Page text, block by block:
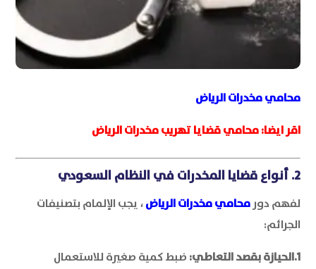
محامي مخدرات الرياض
اقر ايضا:محامي قضايا تهريب مخدرات الرياض
2. أنواع قضايا المخدرات في النظام السعودي
لفهم دورمحامي مخدرات الرياض، يجب الإلمام بتصنيفات
الجرائم:
1.الحيازة بقصد التعاطي:
ضبط كمية صغيرة للاستعمال